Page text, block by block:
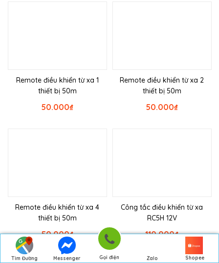
Tìm Đường
Messenger Gọi điện Zalo Shopee
Remote điều khiển từ xa 1
thiết bị 50m
₫
50.000
Remote điều khiển từ xa 2
thiết bị 50m
₫
50.000
Remote điều khiển từ xa 4
thiết bị 50m
₫
50.000
Công tắc điều khiển từ xa
RC5H 12V
₫
110.000